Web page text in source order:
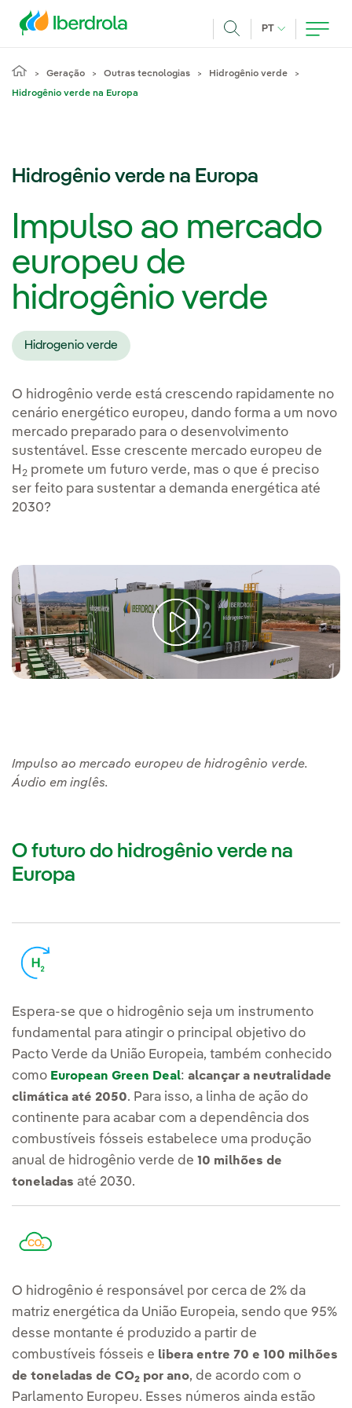
PT IDIOMA ATUAL,
Geração Outras tecnologias Hidrogênio verde
Hidrogênio verde na Europa
Hidrogênio verde na Europa
Impulso ao mercado
europeu de
hidrogênio verde
Hidrogenio verde
O hidrogênio verde está crescendo rapidamente no
cenário energético europeu, dando forma a um novo
mercado preparado para o desenvolvimento
sustentável. Esse crescente mercado europeu de
H 2 promete um futuro verde, mas o que é preciso
ser feito para sustentar a demanda energética até
2030?
Impulso ao mercado europeu de hidrogênio verde.
Áudio em inglês.
O futuro do hidrogênio verde na
Europa
Espera-se que o hidrogênio seja um instrumento
fundamental para atingir o principal objetivo do
Pacto Verde da União Europeia, também conhecido
como European Green Deal: alcançar a neutralidade
climática até 2050. Para isso, a linha de ação do
continente para acabar com a dependência dos
combustíveis fósseis estabelece uma produção
anual de hidrogênio verde de 10 milhões de
toneladas até 2030.
O hidrogênio é responsável por cerca de 2% da
matriz energética da União Europeia, sendo que 95%
desse montante é produzido a partir de
combustíveis fósseis e libera entre 70 e 100 milhões
de toneladas de CO2 por ano, de acordo com o
Parlamento Europeu. Esses números ainda estão